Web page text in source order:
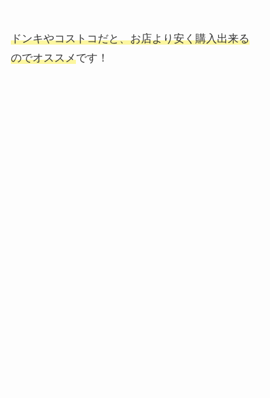
ドンキやコストコだと、お店より安く購入出来る
のでオススメです！